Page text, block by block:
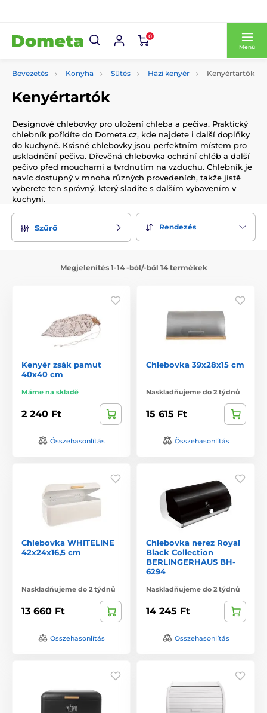
0
Menü
Bevezetés Konyha Sütés Házi kenyér Kenyértartók
Kenyértartók
Designové chlebovky pro uložení chleba a pečiva. Praktický
chlebník pořídíte do Dometa.cz, kde najdete i další doplňky
do kuchyně. Krásné chlebovky jsou perfektním místem pro
uskladnění pečiva. Dřevěná chlebovka ochrání chléb a další
pečivo před mouchami a tvrdnutím na vzduchu. Chlebník je
navíc dostupný v mnoha různých provedeních, takže jistě
vyberete ten správný, který sladíte s dalším vybavením v
kuchyni.
Szűrő Rendezés
Megjelenítés 1-14 -ból/-ből 14 termékek
Kenyér zsák pamut
40x40 cm
Máme na skladě
2 240 Ft
Összehasonlítás
Chlebovka 39x28x15 cm
Naskladňujeme do 2 týdnů
15 615 Ft
Összehasonlítás
Chlebovka WHITELINE
42x24x16,5 cm
Naskladňujeme do 2 týdnů
13 660 Ft
Összehasonlítás
Chlebovka nerez Royal
Black Collection
BERLINGERHAUS BH-
6294
Naskladňujeme do 2 týdnů
14 245 Ft
Összehasonlítás